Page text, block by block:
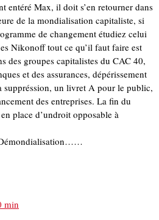
entéré Max, il doit s’en retourner dans
de la mondialisation capitaliste, si
de changement étudiez celui
Nikonoff tout ce qu’il faut faire est
des groupes capitalistes du CAC 40,
et des assurances, dépérissement
suppréssion, un livret A pour le public,
des entreprises. La fin du
place d’undroit opposable à
min